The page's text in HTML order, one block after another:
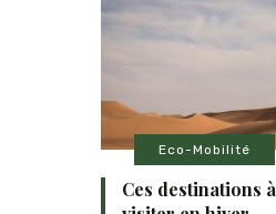
Eco-Mobilité
Ces destinations à